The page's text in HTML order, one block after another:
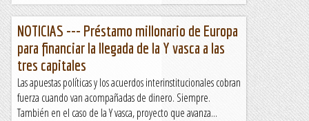
NOTICIAS --- Préstamo millonario de Europa
para financiar la llegada de la Y vasca a las
tres capitales
Las apuestas políticas y los acuerdos interinstitucionales cobran
fuerza cuando van acompañadas de dinero. Siempre.
También en el caso de la Y vasca, proyecto que avanza...